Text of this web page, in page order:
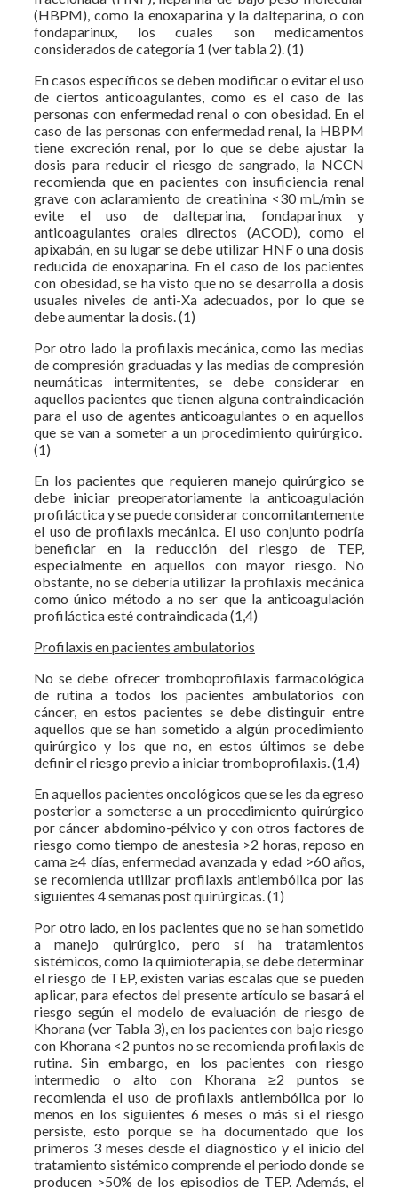
(HBPM), como la enoxaparina y la dalteparina, o con
fondaparinux, los cuales son medicamentos
considerados de categoría 1 (ver tabla 2). (1)
En casos específicos se deben modificar o evitar el uso
de ciertos anticoagulantes, como es el caso de las
personas con enfermedad renal o con obesidad. En el
caso de las personas con enfermedad renal, la HBPM
tiene excreción renal, por lo que se debe ajustar la
dosis para reducir el riesgo de sangrado, la NCCN
recomienda que en pacientes con insuficiencia renal
grave con aclaramiento de creatinina <30 mL/min se
evite el uso de dalteparina, fondaparinux y
anticoagulantes orales directos (ACOD), como el
apixabán, en su lugar se debe utilizar HNF o una dosis
reducida de enoxaparina. En el caso de los pacientes
con obesidad, se ha visto que no se desarrolla a dosis
usuales niveles de anti-Xa adecuados, por lo que se
debe aumentar la dosis. (1)
Por otro lado la profilaxis mecánica, como las medias
de compresión graduadas y las medias de compresión
neumáticas intermitentes, se debe considerar en
aquellos pacientes que tienen alguna contraindicación
para el uso de agentes anticoagulantes o en aquellos
que se van a someter a un procedimiento quirúrgico.
(1)
En los pacientes que requieren manejo quirúrgico se
debe iniciar preoperatoriamente la anticoagulación
profiláctica y se puede considerar concomitantemente
el uso de profilaxis mecánica. El uso conjunto podría
beneficiar en la reducción del riesgo de TEP,
especialmente en aquellos con mayor riesgo. No
obstante, no se debería utilizar la profilaxis mecánica
como único método a no ser que la anticoagulación
profiláctica esté contraindicada (1,4)
Profilaxis en pacientes ambulatorios
No se debe ofrecer tromboprofilaxis farmacológica
de rutina a todos los pacientes ambulatorios con
cáncer, en estos pacientes se debe distinguir entre
aquellos que se han sometido a algún procedimiento
quirúrgico y los que no, en estos últimos se debe
definir el riesgo previo a iniciar tromboprofilaxis. (1,4)
En aquellos pacientes oncológicos que se les da egreso
posterior a someterse a un procedimiento quirúrgico
por cáncer abdomino-pélvico y con otros factores de
riesgo como tiempo de anestesia >2 horas, reposo en
cama ≥4 días, enfermedad avanzada y edad >60 años,
se recomienda utilizar profilaxis antiembólica por las
siguientes 4 semanas post quirúrgicas. (1)
Por otro lado, en los pacientes que no se han sometido
a manejo quirúrgico, pero sí ha tratamientos
sistémicos, como la quimioterapia, se debe determinar
el riesgo de TEP, existen varias escalas que se pueden
aplicar, para efectos del presente artículo se basará el
riesgo según el modelo de evaluación de riesgo de
Khorana (ver Tabla 3), en los pacientes con bajo riesgo
con Khorana <2 puntos no se recomienda profilaxis de
rutina. Sin embargo, en los pacientes con riesgo
intermedio o alto con Khorana ≥2 puntos se
recomienda el uso de profilaxis antiembólica por lo
menos en los siguientes 6 meses o más si el riesgo
persiste, esto porque se ha documentado que los
primeros 3 meses desde el diagnóstico y el inicio del
tratamiento sistémico comprende el periodo donde se
producen >50% de los episodios de TEP. Además, el